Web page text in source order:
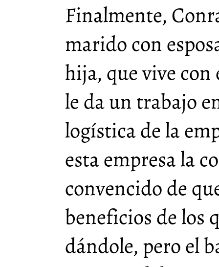
Finalmente,
marido con
hija, que vive
le da un trabajo
logística de la
esta empresa la
convencido de
beneficios de los
dándole, pero el